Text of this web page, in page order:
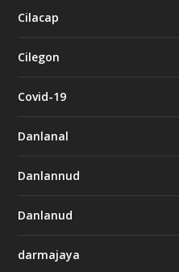
Cilacap
Cilegon
Covid-19
Danlanal
Danlannud
Danlanud
darmajaya